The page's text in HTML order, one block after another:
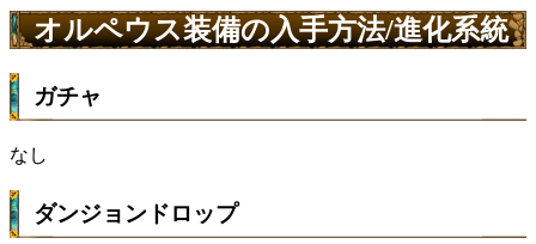
オルペウス装備の入手方法/進化系統
ガチャ
なし
ダンジョンドロップ